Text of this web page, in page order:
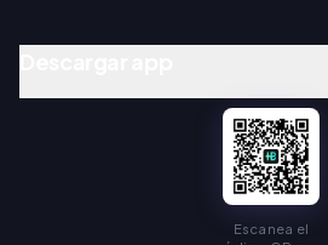
Escanea el